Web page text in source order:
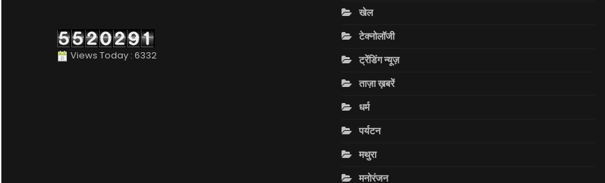
Views Today : 6332
खेल
टेक्नोलॉजी
ट्रेंडिंग न्यूज़
ताज़ा ख़बरें
धर्म
पर्यटन
मथुरा
मनोरंजन